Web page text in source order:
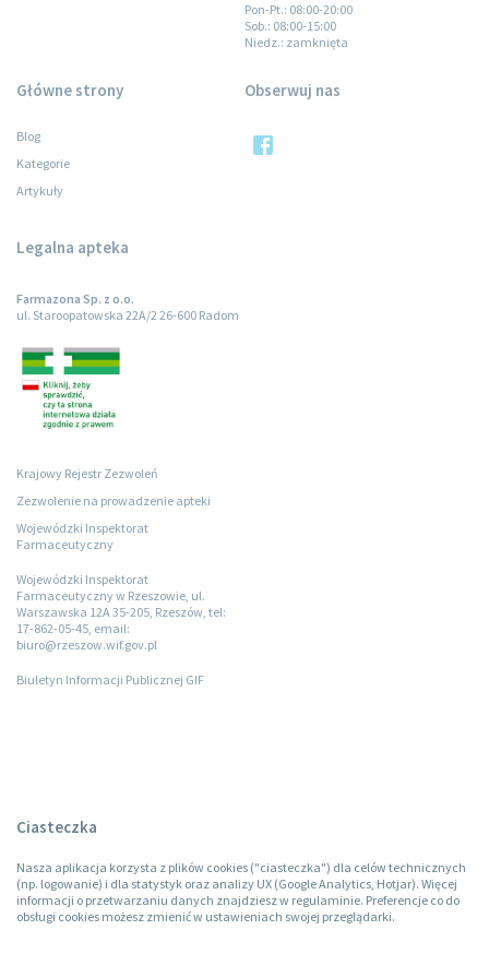
Pon-Pt.: 08:00-20:00
Sob.: 08:00-15:00
Niedz.: zamknięta
Główne strony
Blog
Kategorie
Artykuły
Legalna apteka
Farmazona Sp. z o.o.
ul. Staroopatowska 22A/2 26-600 Radom
Krajowy Rejestr Zezwoleń
Zezwolenie na prowadzenie apteki
Wojewódzki Inspektorat
Farmaceutyczny
Wojewódzki Inspektorat
Farmaceutyczny w Rzeszowie, ul.
Warszawska 12A 35-205, Rzeszów, tel:
17-862-05-45, email:
biuro@rzeszow.wif.gov.pl
Biuletyn Informacji Publicznej GIF
Obserwuj nas
Ciasteczka
Nasza aplikacja korzysta z plików cookies ("ciasteczka") dla celów technicznych
(np. logowanie) i dla statystyk oraz analizy UX (Google Analytics, Hotjar). Więcej
informacji o przetwarzaniu danych znajdziesz w regulaminie. Preferencje co do
obsługi cookies możesz zmienić w ustawieniach swojej przeglądarki.